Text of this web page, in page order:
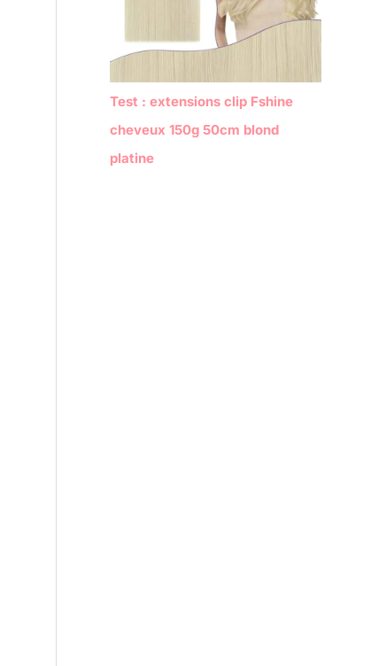
Test : extensions clip Fshine
cheveux 150g 50cm blond
platine